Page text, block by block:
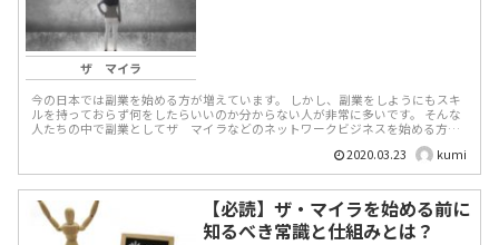
ザ マイラ
今の日本では副業を始める方が増えています。 しかし、副業をしようにもスキ
ルを持っておらず何をしたらいいのか分からない人が非常に多いです。 そんな
人たちの中で副業としてザ マイラなどのネットワークビジネスを始める方が
2020.03.23 kumi
【必読】ザ・マイラを始める前に
知るべき常識と仕組みとは？